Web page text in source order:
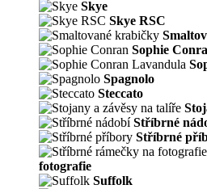
Skye
Skye RSC
Sophie
Spagnolo
Steccato
Stříbrné
Stříbrné
fotografie
Suffolk